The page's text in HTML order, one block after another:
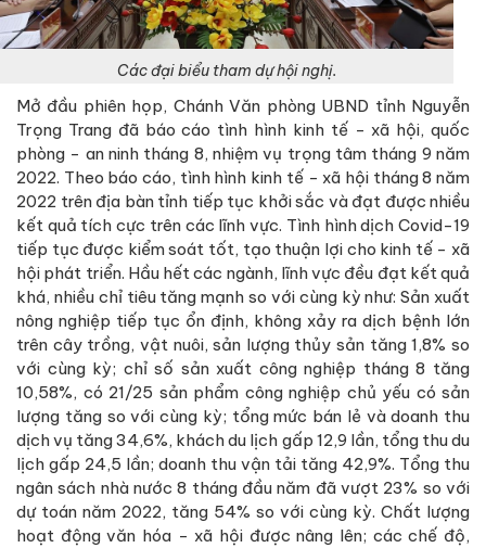
Các đại biểu tham dự hội nghị.
Mở đầu phiên họp, Chánh Văn phòng UBND tỉnh Nguyễn
Trọng Trang đã báo cáo tình hình kinh tế - xã hội, quốc
phòng - an ninh tháng 8, nhiệm vụ trọng tâm tháng 9 năm
2022. Theo báo cáo, tình hình kinh tế - xã hội tháng 8 năm
2022 trên địa bàn tỉnh tiếp tục khởi sắc và đạt được nhiều
kết quả tích cực trên các lĩnh vực. Tình hình dịch Covid-19
tiếp tục được kiểm soát tốt, tạo thuận lợi cho kinh tế - xã
hội phát triển. Hầu hết các ngành, lĩnh vực đều đạt kết quả
khá, nhiều chỉ tiêu tăng mạnh so với cùng kỳ như: Sản xuất
nông nghiệp tiếp tục ổn định, không xảy ra dịch bệnh lớn
trên cây trồng, vật nuôi, sản lượng thủy sản tăng 1,8% so
với cùng kỳ; chỉ số sản xuất công nghiệp tháng 8 tăng
10,58%, có 21/25 sản phẩm công nghiệp chủ yếu có sản
lượng tăng so với cùng kỳ; tổng mức bán lẻ và doanh thu
dịch vụ tăng 34,6%, khách du lịch gấp 12,9 lần, tổng thu du
lịch gấp 24,5 lần; doanh thu vận tải tăng 42,9%. Tổng thu
ngân sách nhà nước 8 tháng đầu năm đã vượt 23% so với
dự toán năm 2022, tăng 54% so với cùng kỳ. Chất lượng
hoạt động văn hóa - xã hội được nâng lên; các chế độ,